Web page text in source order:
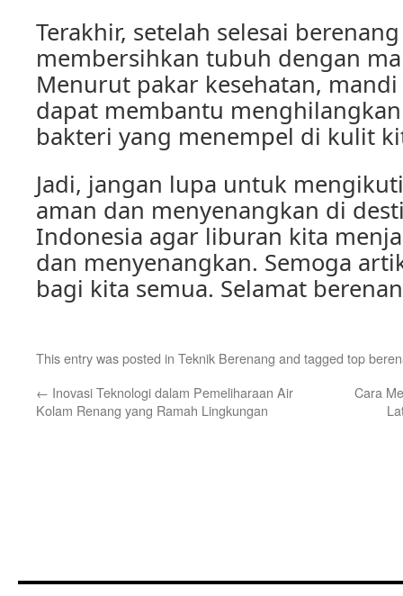
Terakhir, setelah selesai
membersihkan tubuh dengan
Menurut pakar kesehatan,
dapat membantu
bakteri yang menempel di kulit
Jadi, jangan lupa untuk
aman dan menyenangkan di
Indonesia agar liburan kita
dan menyenangkan. Semoga
bagi kita semua. Selamat
This entry was posted in Teknik Berenang and tagged top
← Inovasi Teknologi dalam Pemeliharaan Air
Kolam Renang yang Ramah Lingkungan
Cara